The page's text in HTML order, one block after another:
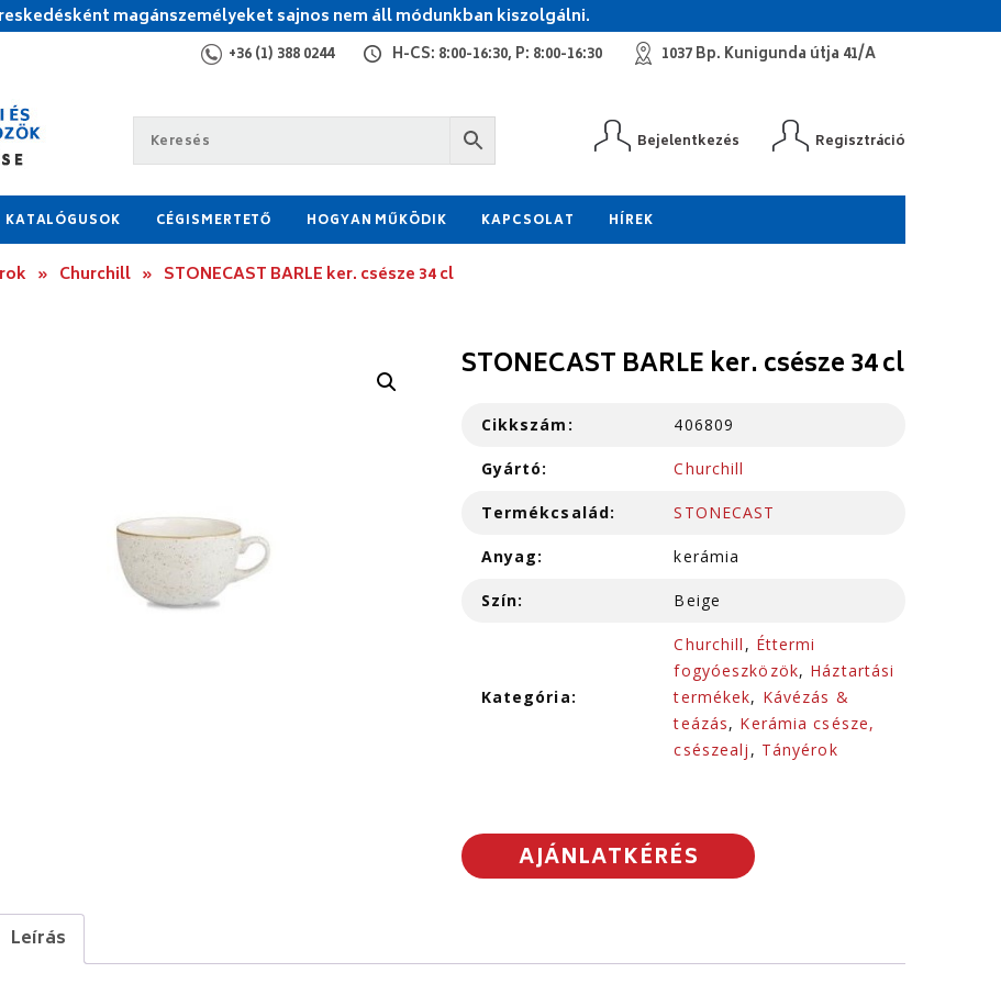
magánszemélyeket sajnos nem áll módunkban kiszolgálni.
+36 (1) 388 0244 H-CS: 8:00-16:30, P: 8:00-16:30 1037 Bp. Kunigunda útja 41/A
Bejelentkezés Regisztráció
KATALÓGUSOK CÉGISMERTETŐ HOGYAN MŰKÖDIK KAPCSOLAT HÍREK
» Churchill » STONECAST BARLE ker. csésze 34 cl
STONECAST BARLE ker. csésze 34 cl
Cikkszám: 406809
Gyártó: Churchill
Termékcsalád: STONECAST
Anyag: kerámia
Szín: Beige
Kategória:
Churchill , Éttermi
fogyóeszközök, Háztartási
termékek, Kávézás &
teázás, Kerámia csésze,
csészealj , Tányérok
AJÁNLATKÉRÉS
Leírás